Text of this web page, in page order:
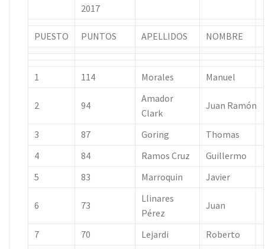
2017
PUESTO PUNTOS APELLIDOS NOMBRE
1 114 Morales Manuel
2 94
Amador
Clark
Juan Ramón
3 87 Goring
Thomas
4
84 Ramos Cruz
Guillermo
5
83 Marroquin Javier
6 73
Llinares
Pérez
Juan
7 70 Lejardi
Roberto